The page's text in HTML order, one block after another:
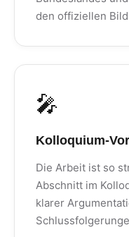
den offiziellen
🎤
Kolloquium-
Die Arbeit ist so
Abschnitt im
klarer